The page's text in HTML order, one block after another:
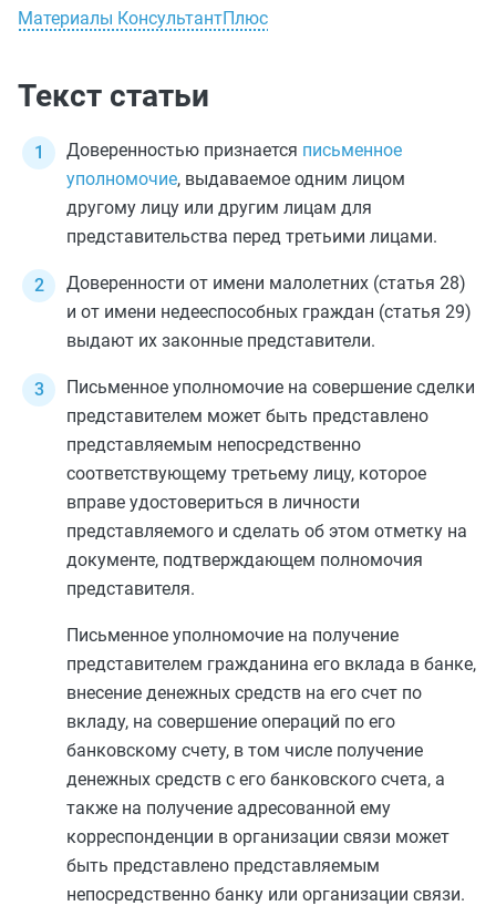
Материалы КонсультантПлюс
Текст статьи
Доверенностью признается письменное
уполномочие, выдаваемое одним лицом
другому лицу или другим лицам для
представительства перед третьими лицами.
Доверенности от имени малолетних (статья 28)
и от имени недееспособных граждан (статья 29)
выдают их законные представители.
Письменное уполномочие на совершение сделки
представителем может быть представлено
представляемым непосредственно
соответствующему третьему лицу, которое
вправе удостовериться в личности
представляемого и сделать об этом отметку на
документе, подтверждающем полномочия
представителя.
Письменное уполномочие на получение
представителем гражданина его вклада в банке,
внесение денежных средств на его счет по
вкладу, на совершение операций по его
банковскому счету, в том числе получение
денежных средств с его банковского счета, а
также на получение адресованной ему
корреспонденции в организации связи может
быть представлено представляемым
непосредственно банку или организации связи.